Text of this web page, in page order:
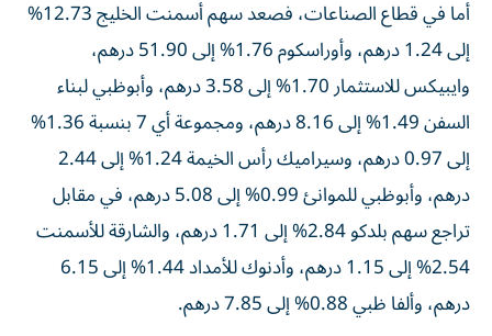
أما في قطاع الصناعات، فصعد سهم أسمنت الخليج 12.73%
إلى 1.24 درهم، وأوراسكوم 1.76% إلى 51.90 درهم،
وايبيكس للاستثمار 1.70% إلى 3.58 درهم، وأبوظبي لبناء
السفن 1.49% إلى 8.16 درهم، ومجموعة أي 7 بنسبة 1.36%
إلى 0.97 درهم، وسيراميك رأس الخيمة 1.24% إلى 2.44
درهم، وأبوظبي للموانئ 0.99% إلى 5.08 درهم، في مقابل
تراجع سهم بلدكو 2.84% إلى 1.71 درهم، والشارقة للأسمنت
2.54% إلى 1.15 درهم، وأدنوك للأمداد 1.44% إلى 6.15
درهم، وألفا ظبي 0.88% إلى 7.85 درهم.